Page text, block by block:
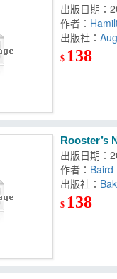
出版日期：
作者：
出版社：
$ 138
Rooster’s
出版日期：
作者： Baird
出版社：
$ 138